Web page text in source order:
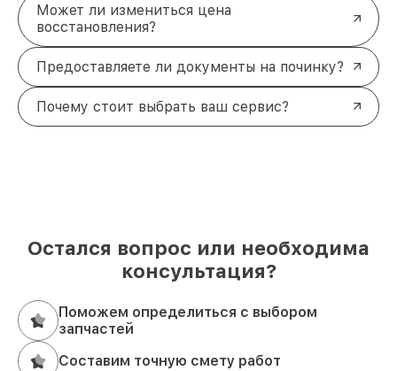
Может ли измениться цена
восстановления?
Предоставляете ли документы на починку?
Почему стоит выбрать ваш сервис?
Остался вопрос или необходима
консультация?
Поможем определиться с выбором
запчастей
Составим точную смету работ